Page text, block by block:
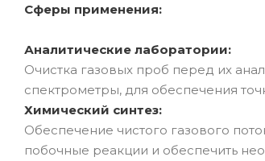
Сферы применения:
Аналитические лаборатории:
Очистка газовых проб перед их
спектрометры, для обеспечения
Химический синтез:
Обеспечение чистого газового
побочные реакции и обеспечить